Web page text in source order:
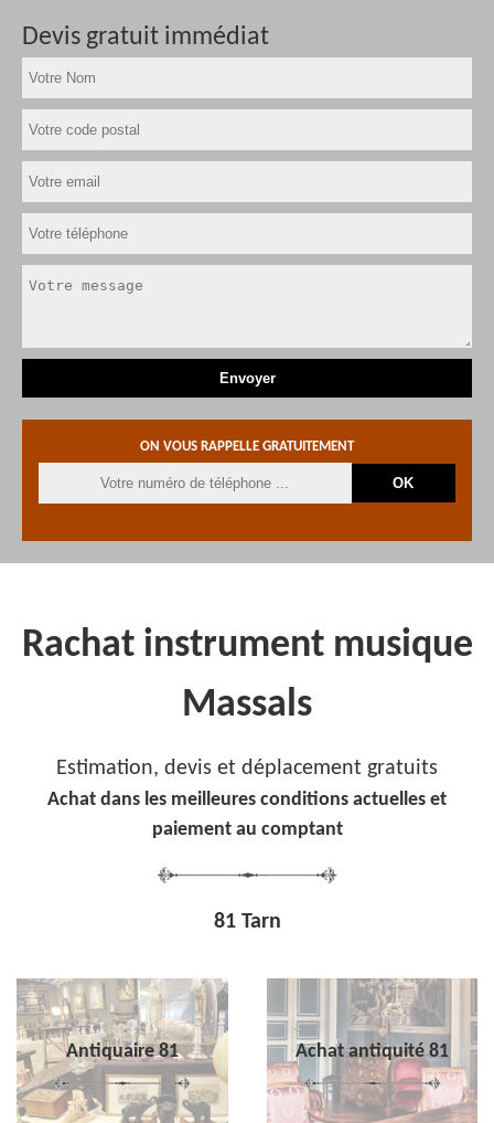
Devis gratuit immédiat
ON VOUS RAPPELLE GRATUITEMENT
Rachat instrument musique
Massals
Estimation, devis et déplacement gratuits
Achat dans les meilleures conditions actuelles et
paiement au comptant
81 Tarn
Antiquaire 81 Achat antiquité 81